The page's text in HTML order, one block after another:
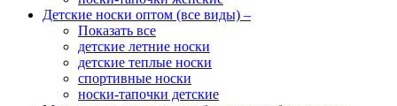
Детские носки оптом (все виды) –
Показать все
детские летние носки
детские теплые носки
спортивные носки
носки-тапочки детские